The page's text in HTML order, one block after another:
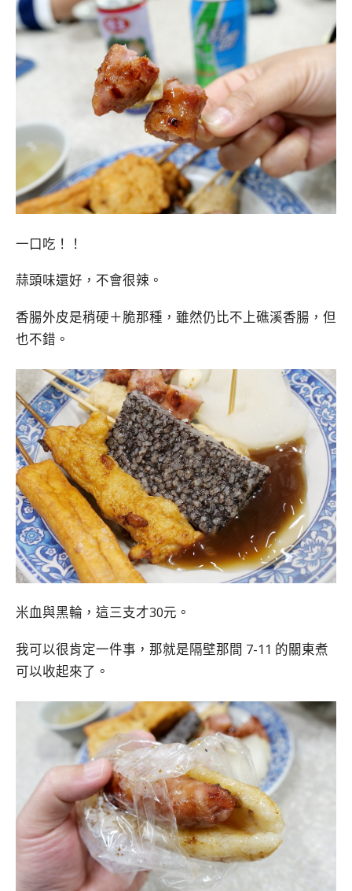
一口吃！！
蒜頭味還好，不會很辣。
香腸外皮是稍硬＋脆那種，雖然仍比不上礁溪香腸，但
也不錯。
米血與黑輪，這三支才30元。
我可以很肯定一件事，那就是隔壁那間 7-11 的關東煮
可以收起來了。